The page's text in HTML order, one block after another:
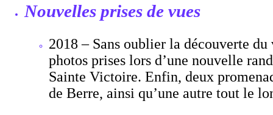
Nouvelles prises de vues
2018 – Sans oublier la découverte
photos prises lors d’une nouvelle
Sainte Victoire. Enfin, deux
de Berre, ainsi qu’une autre tout le